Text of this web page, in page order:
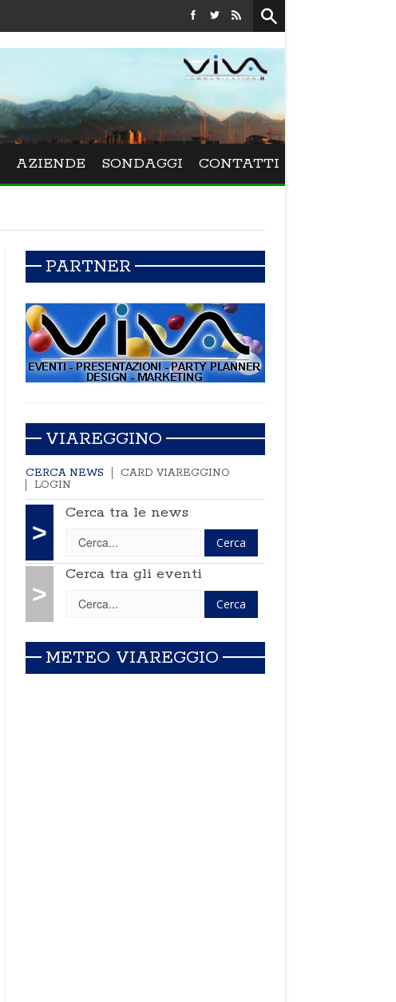
Festival La Versiliana - La direttrice lucchese Beatrice
AZIENDE SONDAGGI CONTATTI
PARTNER
VIAREGGINO
CERCA NEWS
CARD VIAREGGINO
LOGIN
>
Cerca tra le news
>
Cerca tra gli eventi
METEO VIAREGGIO